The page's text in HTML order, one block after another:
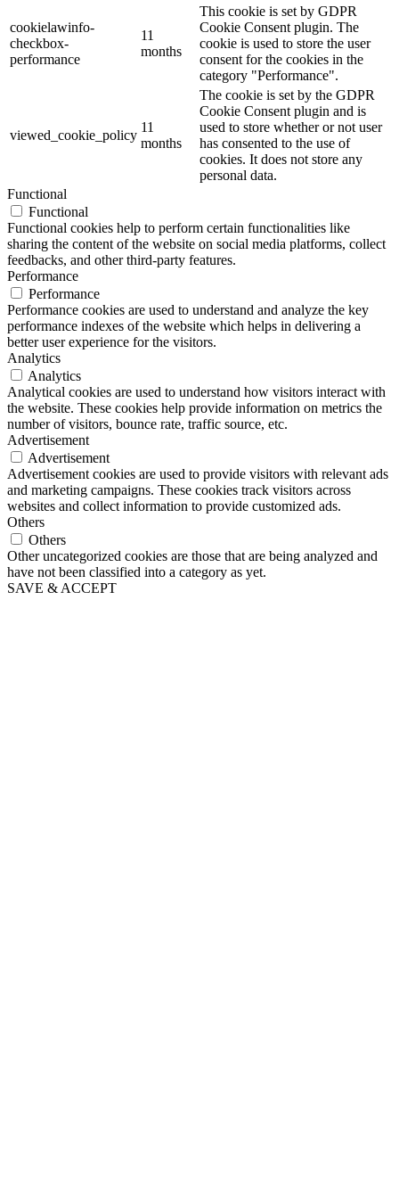
cookielawinfo-
checkbox-
performance
11
months
This cookie is set by GDPR
Cookie Consent plugin. The
cookie is used to store the user
consent for the cookies in the
category "Performance".
viewed_cookie_policy
11
months
The cookie is set by the GDPR
Cookie Consent plugin and is
used to store whether or not user
has consented to the use of
cookies. It does not store any
personal data.
Functional
Functional
Functional cookies help to perform certain functionalities like
sharing the content of the website on social media platforms, collect
feedbacks, and other third-party features.
Performance
Performance
Performance cookies are used to understand and analyze the key
performance indexes of the website which helps in delivering a
better user experience for the visitors.
Analytics
Analytics
Analytical cookies are used to understand how visitors interact with
the website. These cookies help provide information on metrics the
number of visitors, bounce rate, traffic source, etc.
Advertisement
Advertisement
Advertisement cookies are used to provide visitors with relevant ads
and marketing campaigns. These cookies track visitors across
websites and collect information to provide customized ads.
Others
Others
Other uncategorized cookies are those that are being analyzed and
have not been classified into a category as yet.
SAVE & ACCEPT